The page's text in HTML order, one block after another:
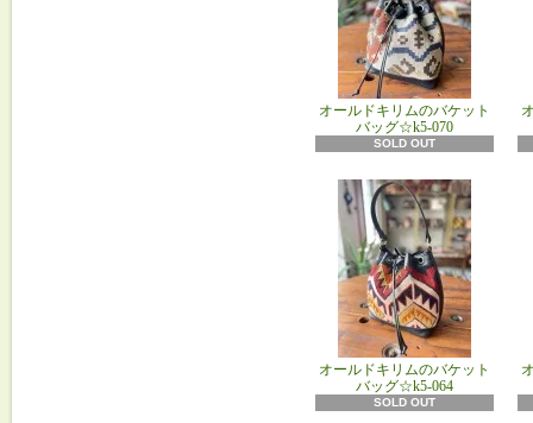
オールドキリムのバケット
バッグ☆k5-070
SOLD OUT
オールドキリムのバケット
バッグ☆k5-064
SOLD OUT